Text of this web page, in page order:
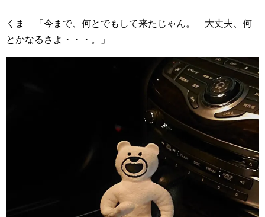
くま 「今まで、何とでもして来たじゃん。 大丈夫、何
とかなるさよ・・・。」